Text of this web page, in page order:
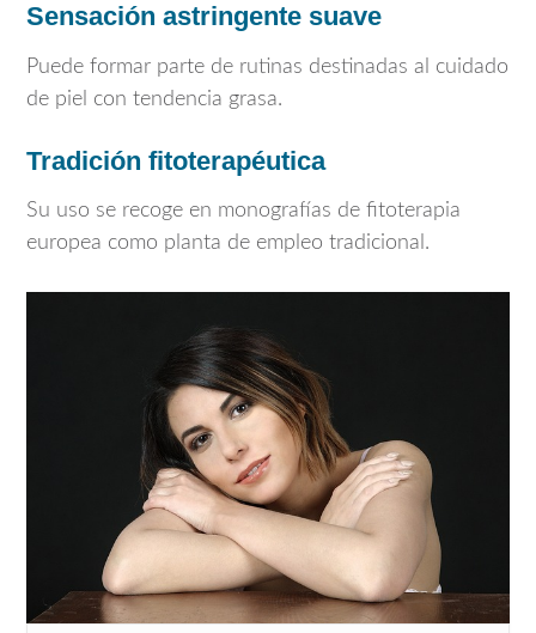
Sensación astringente suave
Puede formar parte de rutinas destinadas al cuidado
de piel con tendencia grasa.
Tradición fitoterapéutica
Su uso se recoge en monografías de fitoterapia
europea como planta de empleo tradicional.